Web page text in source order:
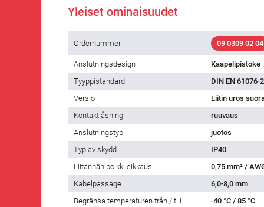
Yleiset ominaisuudet
Ordernummer 09 0309 02 04
Anslutningsdesign
Kaapelipistoke
Tyyppistandardi
DIN EN 61076-
Versio
Liitin uros
Kontaktlåsning
ruuvaus
Anslutningstyp
juotos
Typ av skydd
IP40
Liitännän poikkileikkaus
0,75 mm² /
Kabelpassage
6,0-8,0 mm
Begränsa temperaturen från / till
-40 °C / 85 °C